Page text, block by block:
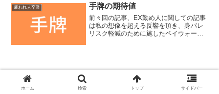
のなら、こうなっていたのかな...
雇われ人卒業 手牌の期待値
前々回の記事、EX勤め人に関しての記事
は私の想像を超える反響を頂き、身バレ
リスク軽減のために施したペイウォール
ホーム 検索 トップ サイドバー